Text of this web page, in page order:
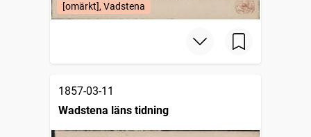
[omärkt], Vadstena
1857-03-11
Wadstena läns tidning